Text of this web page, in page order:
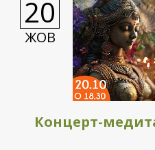
ЖОВ
20
Концерт-